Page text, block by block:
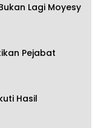
Lagi Moyesy
Pejabat
Hasil